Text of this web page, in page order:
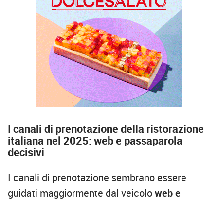
I canali di prenotazione della ristorazione
italiana nel 2025: web e passaparola
decisivi
I canali di prenotazione sembrano essere
guidati maggiormente dal veicoloweb e